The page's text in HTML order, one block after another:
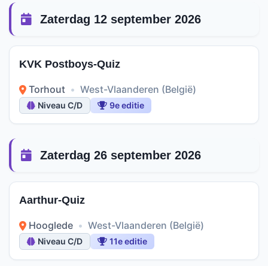
Zaterdag 12 september 2026
KVK Postboys-Quiz
Torhout • West-Vlaanderen (België)
Niveau C/D 9e editie
Zaterdag 26 september 2026
Aarthur-Quiz
Hooglede • West-Vlaanderen (België)
Niveau C/D 11e editie